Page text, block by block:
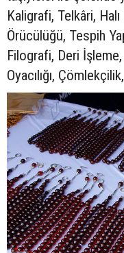
Kaligrafi, Telkâri,
Örücülüğü, Tespih
Filografi, Deri
Oyacılığı,